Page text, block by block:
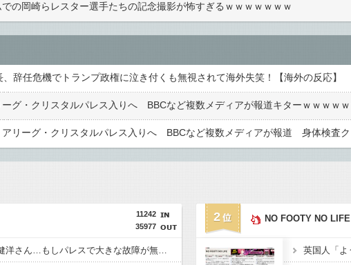
での岡崎らレスター選手たちの記念撮影が怖すぎるｗｗｗｗｗｗｗ
辞任危機でトランプ政権に泣き付くも無視されて海外失笑！【海外の反応】
11242
35977
【朗報】冨安健洋さん…もしパレスで大きな故障が無かったら、アーセナルのメディカルが悪かったことがハッキリする件ｗｗｗｗ
2 NO FOOTY NO LIFE